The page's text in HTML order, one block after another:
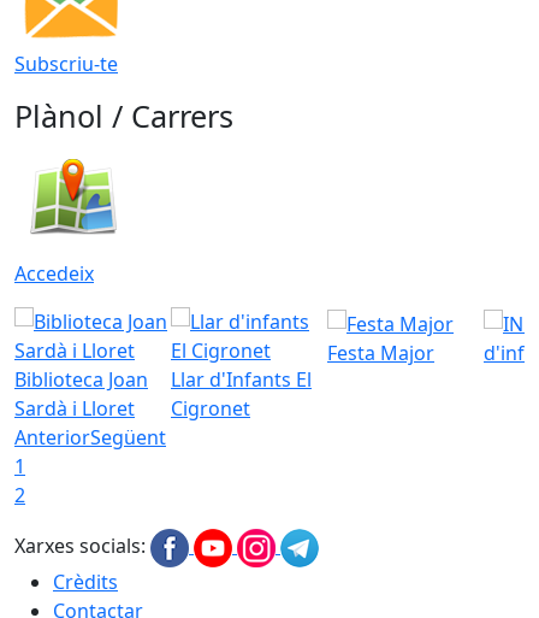
Subscriu-te
Plànol / Carrers
Accedeix
Biblioteca Joan
Sardà i Lloret
Llar d'Infants El
Cigronet
Festa Major
AnteriorSegüent
1
2
Xarxes socials:
Crèdits
Contactar